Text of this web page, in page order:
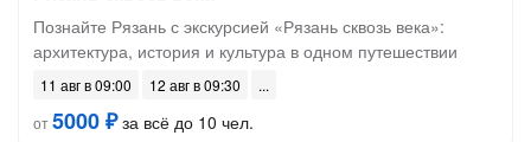
Познайте Рязань с экскурсией «Рязань сквозь века»:
архитектура, история и культура в одном путешествии
11 авг в 09:00
12 авг в 09:30
от5000 ₽за всё до 10 чел.